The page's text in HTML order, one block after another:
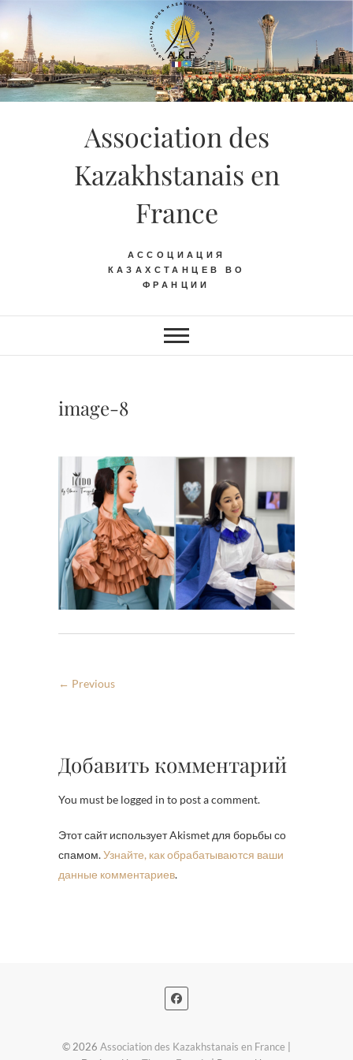
Skip
content
Association des
Kazakhstanais en
France
АССОЦИАЦИЯ
КАЗАХСТАНЦЕВ ВО
ФРАНЦИИ
image-8
← Previous
Добавить комментарий
You must be logged in to post a comment.
Этот сайт использует Akismet для борьбы со
спамом.Узнайте, как обрабатываются ваши
данные комментариев.
© 2026 Association des Kazakhstanais en France